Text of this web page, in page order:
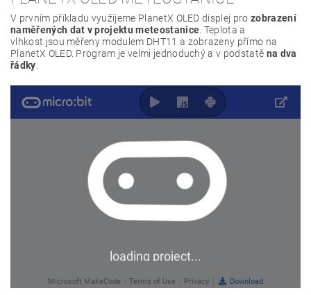
V prvním příkladu využijeme PlanetX OLED displej pro zobrazení
naměřených dat v projektu meteostanice . Teplota a
vlhkost jsou měřeny modulem DHT11 a zobrazeny přímo na
PlanetX OLED. Program je velmi jednoduchý a v podstatě na dva
řádky